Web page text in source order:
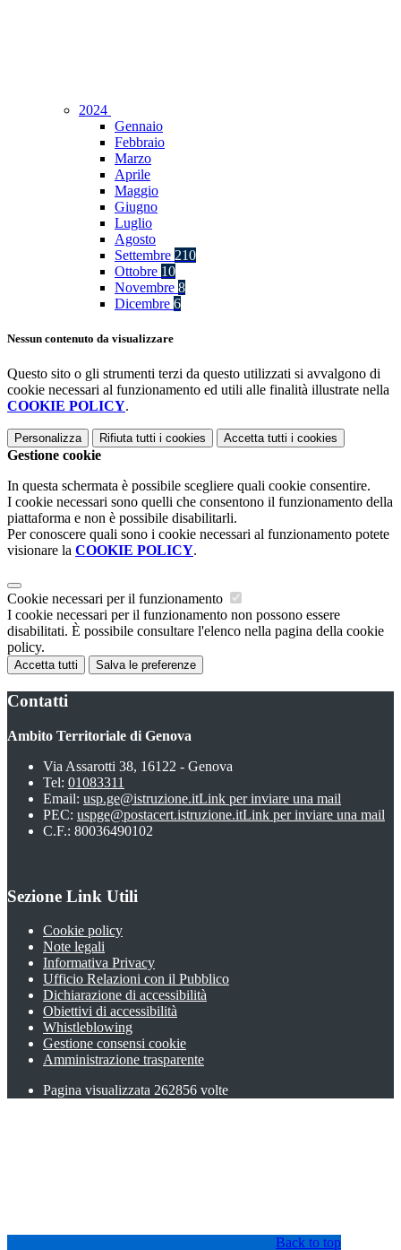
2024
Gennaio
Febbraio
Marzo
Aprile
Maggio
Giugno
Luglio
Agosto
Settembre 210
Ottobre 10
Novembre 8
Dicembre 6
Nessun contenuto da visualizzare
Questo sito o gli strumenti terzi da questo utilizzati si avvalgono di
cookie necessari al funzionamento ed utili alle finalità illustrate nella
COOKIE POLICY.
Personalizza Rifiuta tutti i cookies Accetta tutti i cookies
Gestione cookie
In questa schermata è possibile scegliere quali cookie consentire.
I cookie necessari sono quelli che consentono il funzionamento della
piattaforma e non è possibile disabilitarli.
Per conoscere quali sono i cookie necessari al funzionamento potete
visionare la COOKIE POLICY.
Cookie necessari per il funzionamento
I cookie necessari per il funzionamento non possono essere
disabilitati. È possibile consultare l'elenco nella pagina della cookie
policy.
Accetta tutti Salva le preferenze
Contatti
Ambito Territoriale di Genova
Via Assarotti 38, 16122 - Genova
Tel: 01083311
Email: usp.ge@istruzione.itLink per inviare una mail
PEC: uspge@postacert.istruzione.itLink per inviare una mail
C.F.: 80036490102
Sezione Link Utili
Cookie policy
Note legali
Informativa Privacy
Ufficio Relazioni con il Pubblico
Dichiarazione di accessibilità
Obiettivi di accessibilità
Whistleblowing
Gestione consensi cookie
Amministrazione trasparente
Pagina visualizzata 262856 volte
Back to top